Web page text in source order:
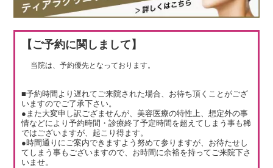
【ご予約に関しまして】
当院は、予約優先となっております。
■予約時間より遅れてご来院された場合、お待ち頂くことがござ
いますのでご了承下さい。
●また大変申し訳ござませんが、美容医療の特性上、想定外の事
情などにより予約時間・診療終了予定時間を超えてしまう事も稀
ではございますが、起こり得ます。
●時間通りにご案内できますよう努めて参りますが、お待たせし
てしまう事もございますので、お時間に余裕を持ってご来院下さ
いませ。